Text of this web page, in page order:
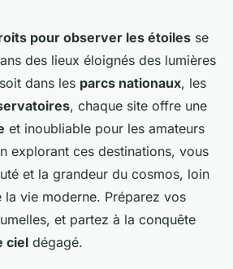
pour observer les étoiles se
des lieux éloignés des lumières
dans les parcs nationaux, les
, chaque site offre une
et inoubliable pour les amateurs
explorant ces destinations, vous
et la grandeur du cosmos, loin
vie moderne. Préparez vos
et partez à la conquête
ciel dégagé.